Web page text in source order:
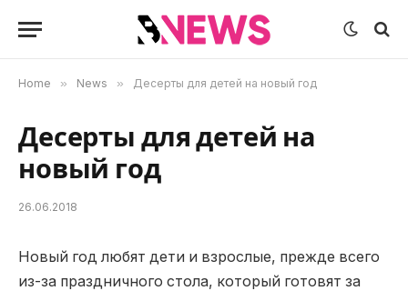
Home » News » Десерты для детей на новый год
Десерты для детей на
новый год
26.06.2018
Новый год любят дети и взрослые, прежде всего
из-за праздничного стола, который готовят за